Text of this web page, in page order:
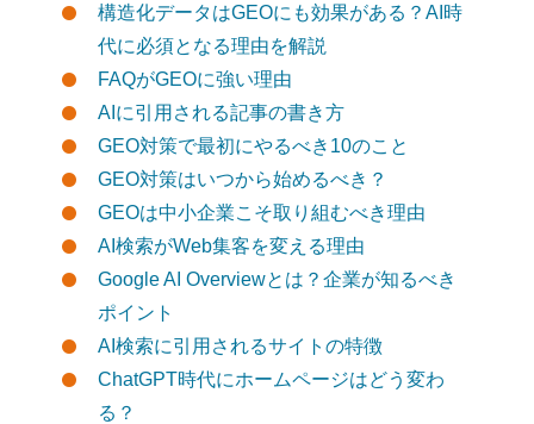
構造化データはGEOにも効果がある？AI時
代に必須となる理由を解説
FAQがGEOに強い理由
AIに引用される記事の書き方
GEO対策で最初にやるべき10のこと
GEO対策はいつから始めるべき？
GEOは中小企業こそ取り組むべき理由
AI検索がWeb集客を変える理由
Google AI Overviewとは？企業が知るべき
ポイント
AI検索に引用されるサイトの特徴
ChatGPT時代にホームページはどう変わ
る？